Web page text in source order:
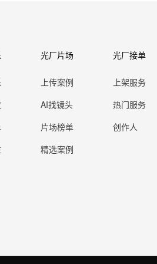
光厂片场
上传案例
AI找镜头
片场榜单
精选案例
光厂接单
上架服务
热门服务
创作人